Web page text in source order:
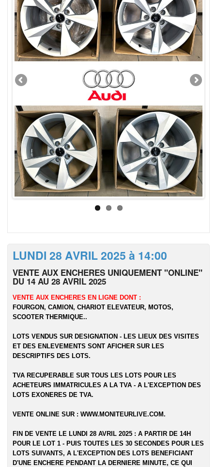
LUNDI 28 AVRIL 2025 à 14:00
VENTE AUX ENCHERES UNIQUEMENT "ONLINE"
DU 14 AU 28 AVRIL 2025
VENTE AUX ENCHERES EN LIGNE DONT :
FOURGON, CAMION, CHARIOT ELEVATEUR, MOTOS,
SCOOTER THERMIQUE..
LOTS VENDUS SUR DESIGNATION - LES LIEUX DES VISITES
ET DES ENLEVEMENTS SONT AFICHER SUR LES
DESCRIPTIFS DES LOTS.
TVA RECUPERABLE SUR TOUS LES LOTS POUR LES
ACHETEURS IMMATRICULES A LA TVA - A L'EXCEPTION DES
LOTS EXONERES DE TVA.
VENTE ONLINE SUR : WWW.MONITEURLIVE.COM.
FIN DE VENTE LE LUNDI 28 AVRIL 2025 : A PARTIR DE 14H
POUR LE LOT 1 - PUIS TOUTES LES 30 SECONDES POUR LES
LOTS SUIVANTS, A L'EXCEPTION DES LOTS BENEFICIANT
D'UNE ENCHERE PENDANT LA DERNIERE MINUTE, CE QUI